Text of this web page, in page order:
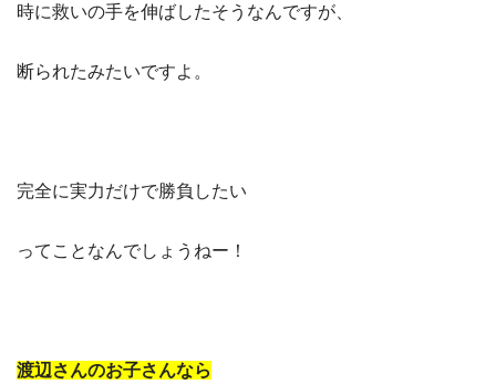
時に救いの手を伸ばしたそうなんですが、
断られたみたいですよ。
完全に実力だけで勝負したい
ってことなんでしょうねー！
渡辺さんのお子さんなら